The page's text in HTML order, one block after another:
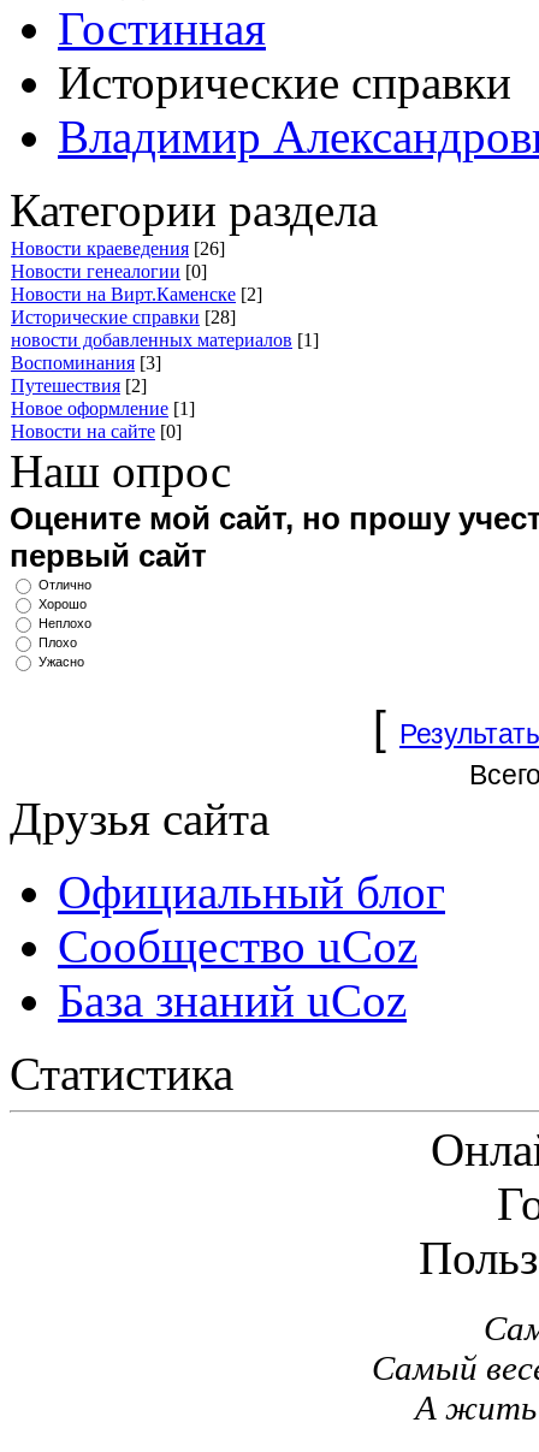
Гостинная
Исторические справки
Владимир
Категории раздела
Новости краеведения [26]
Новости генеалогии [0]
Новости на Вирт.Каменске [2]
Исторические справки [28]
новости добавленных материалов [1]
Воспоминания [3]
Путешествия [2]
Новое оформление [1]
Новости на сайте [0]
Наш опрос
Оцените мой сайт, но прошу
первый сайт
Отлично
Хорошо
Неплохо
Плохо
Ужасно
[
Друзья сайта
Официальный блог
Сообщество uCoz
База знаний uCoz
Статистика
Самый
А жить